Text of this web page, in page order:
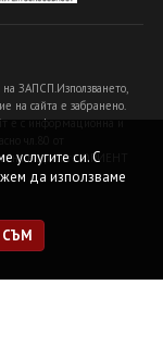
ЗАПСП.Използването,
на сайта е забранено.
е с информационна и
в офисите ОРИЕНТ
услугите си. С
да използваме
СЪМ